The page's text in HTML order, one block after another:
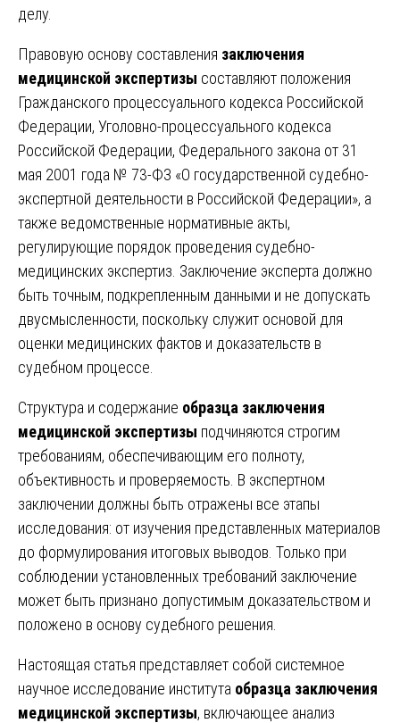
делу.
Правовую основу составления заключения
медицинской экспертизы составляют положения
Гражданского процессуального кодекса Российской
Федерации, Уголовно-процессуального кодекса
Российской Федерации, Федерального закона от 31
мая 2001 года № 73-ФЗ «О государственной судебно-
экспертной деятельности в Российской Федерации», а
также ведомственные нормативные акты,
регулирующие порядок проведения судебно-
медицинских экспертиз. Заключение эксперта должно
быть точным, подкрепленным данными и не допускать
двусмысленности, поскольку служит основой для
оценки медицинских фактов и доказательств в
судебном процессе.
Структура и содержание образца заключения
медицинской экспертизы подчиняются строгим
требованиям, обеспечивающим его полноту,
объективность и проверяемость. В экспертном
заключении должны быть отражены все этапы
исследования: от изучения представленных материалов
до формулирования итоговых выводов. Только при
соблюдении установленных требований заключение
может быть признано допустимым доказательством и
положено в основу судебного решения.
Настоящая статья представляет собой системное
научное исследование института образца заключения
медицинской экспертизы, включающее анализ